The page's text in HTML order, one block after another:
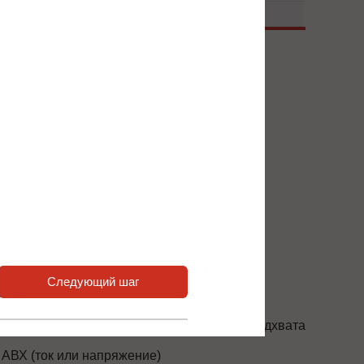
или наших партнёров.
2xPT100 АВХ, 2xРВЫХ, 2xАВЫХ
напряжения
напряжения и оптимизация самоподхвата
АВХ (ток или напряжение)
Следующий шаг